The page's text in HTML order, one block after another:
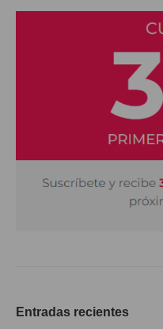
Entradas recientes